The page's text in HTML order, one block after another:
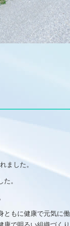
ました。
。
ともに健康で元気に働